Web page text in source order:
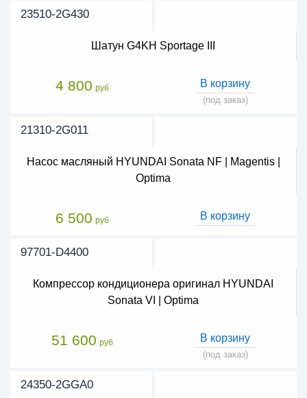
23510-2G430
Шатун G4KH Sportage III
4 800 руб В корзину
(под заказ)
21310-2G011
Насос масляный HYUNDAI Sonata NF | Magentis |
Optima
6 500 руб В корзину
97701-D4400
Компрессор кондиционера оригинал HYUNDAI
Sonata VI | Optima
51 600 руб В корзину
(под заказ)
24350-2GGA0